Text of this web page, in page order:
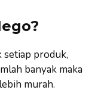
setiap produk,
banyak maka
murah.